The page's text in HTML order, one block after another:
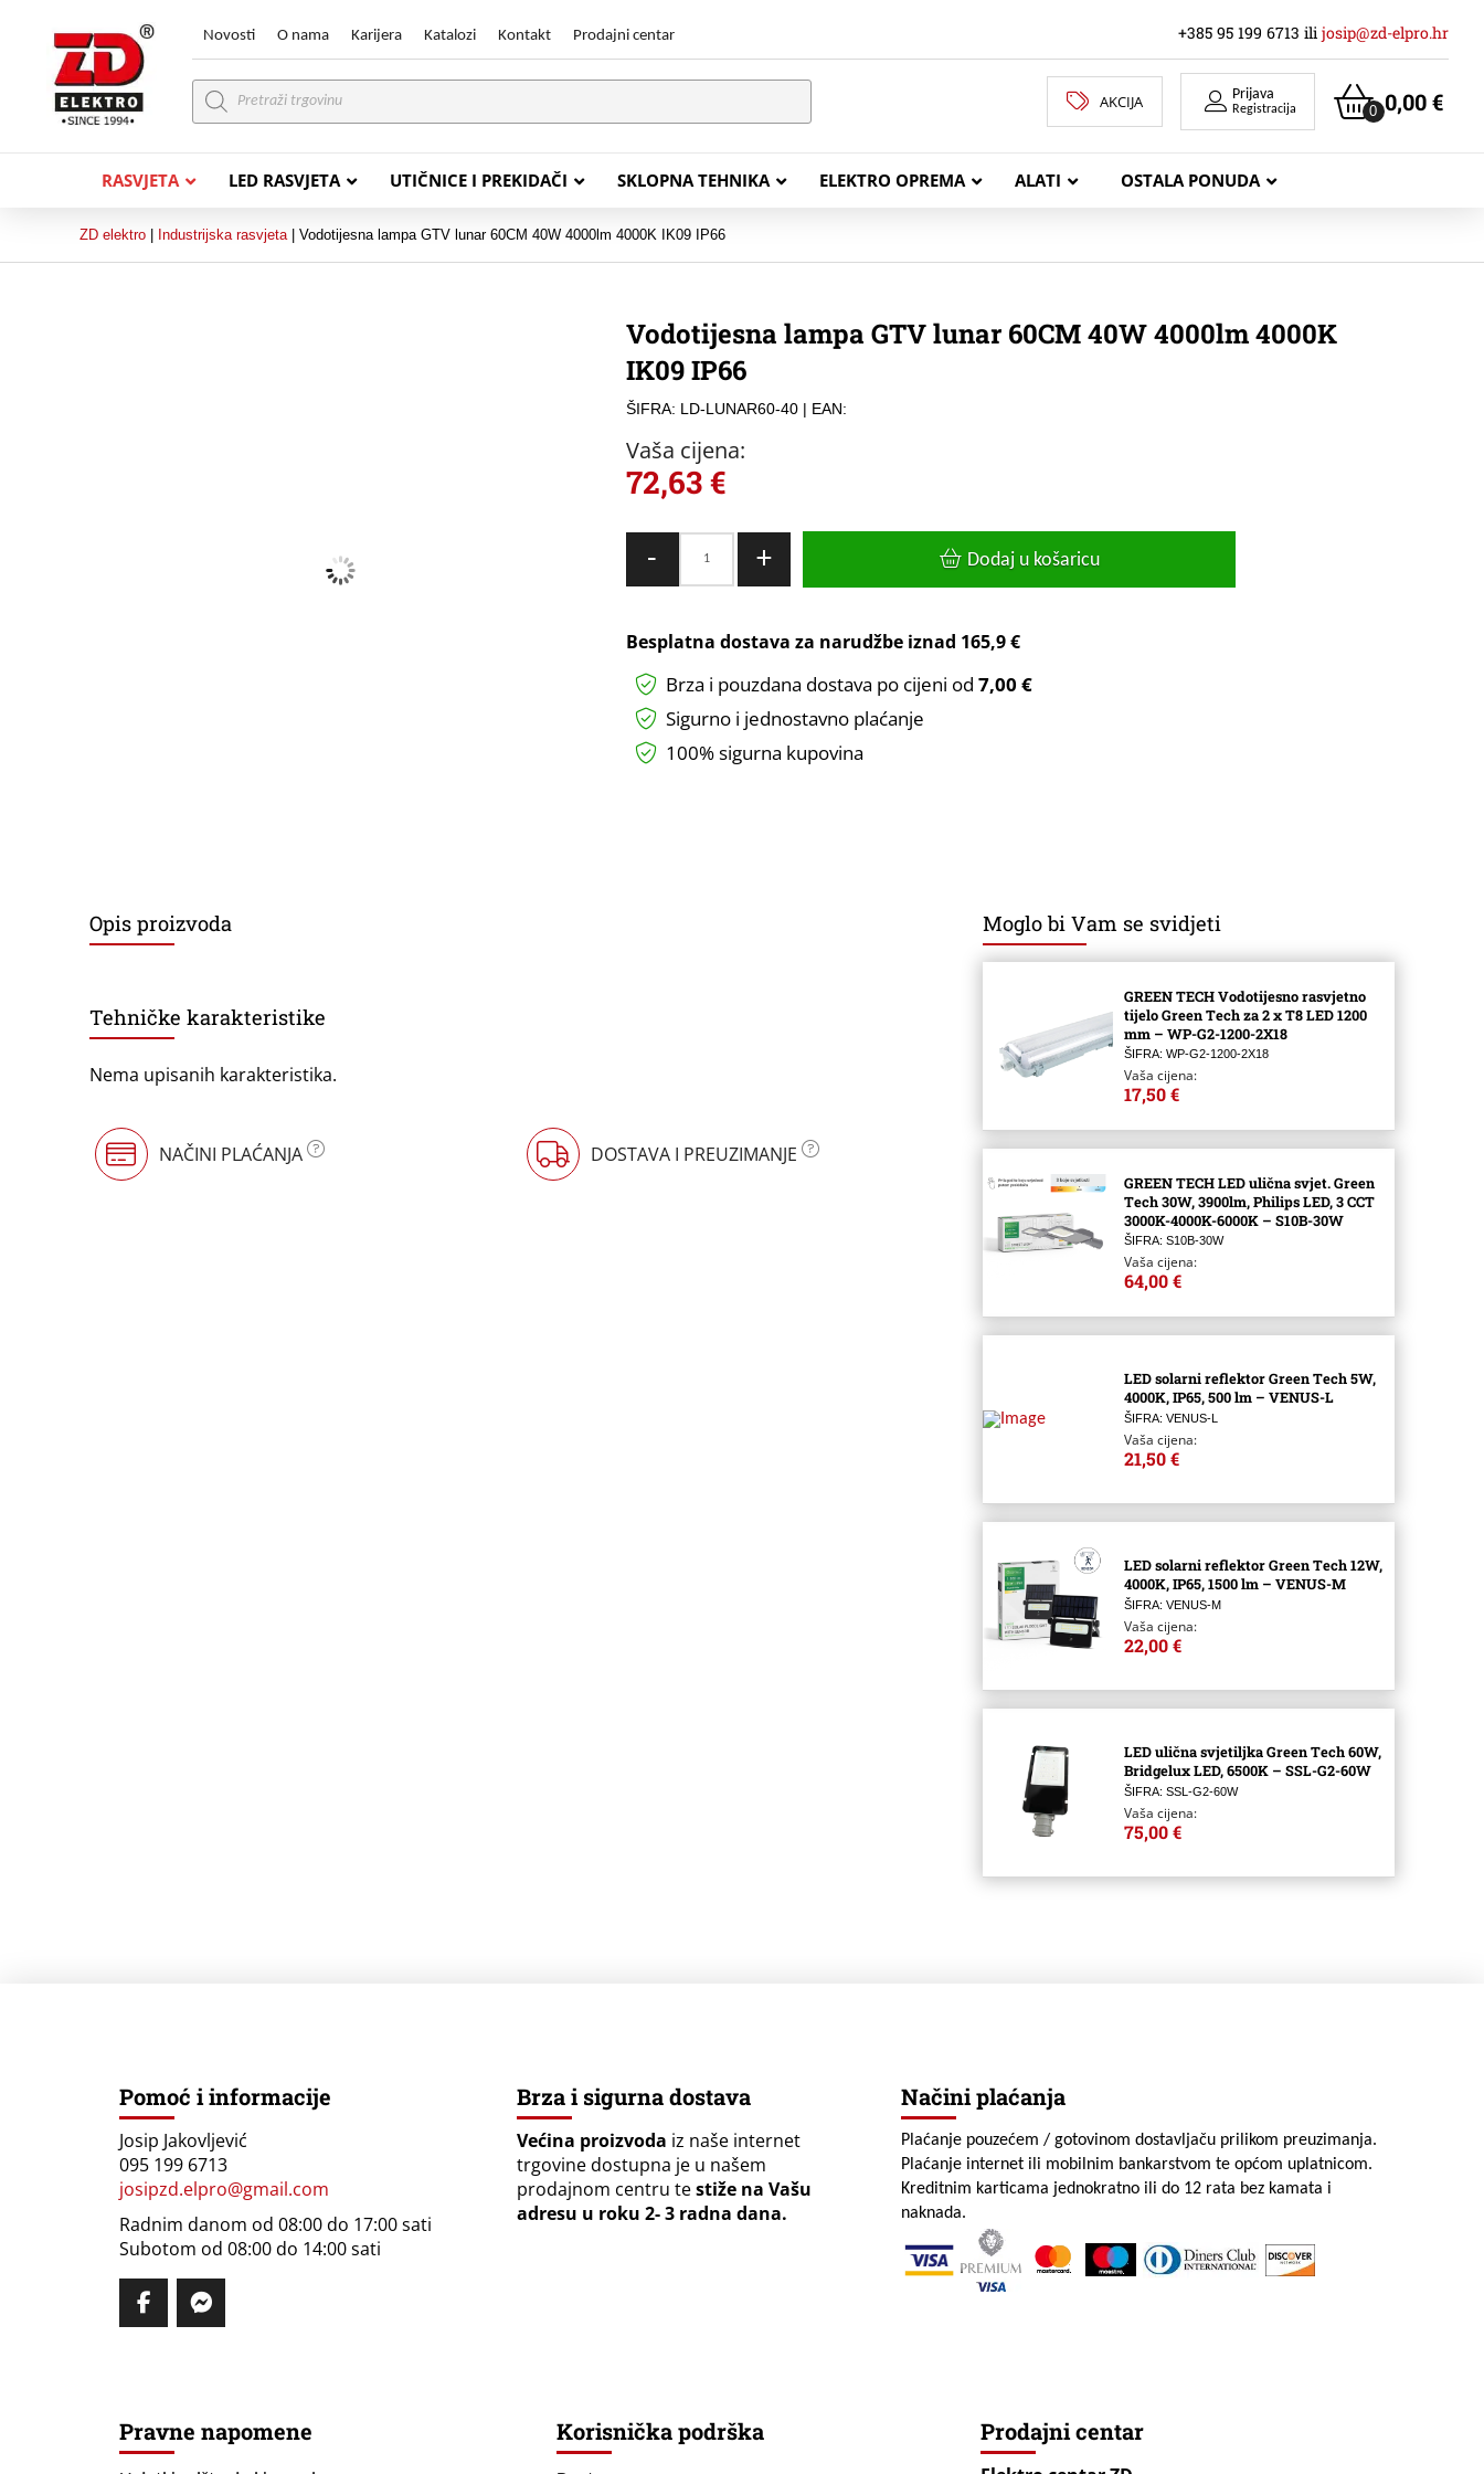
Novosti O nama Karijera Katalozi Kontakt Prodajni centar +385 95 199 6713 ili josip@zd-elpro.hr
Products
search
AKCIJA Prijava
Registracija 0,00€
0
RASVJETA LED RASVJETA UTIČNICE I PREKIDAČI SKLOPNA TEHNIKA ELEKTRO OPREMA ALATI OSTALA PONUDA
NHXH FE180/E90
ZD elektro Industrijska rasvjeta| Vodotijesna lampa GTV lunar 60CM 40W 4000lm 4000K IK09 IP66
Vodotijesna lampa GTV lunar 60CM 40W 4000lm 4000K
IK09 IP66
ŠIFRA: LD-LUNAR60-40| EAN:
Vaša cijena:
72,63€
-
40W
4000lm
+ Dodaj u košaricu
Besplatna dostava za narudžbe iznad 165,9 €
Brza i pouzdana dostava po cijeni od 7,00 €
Sigurno i jednostavno plaćanje
100% sigurna kupovina
Opis proizvoda
Tehničke karakteristike
Nema upisanih karakteristika.
NAČINI PLAĆANJA DOSTAVA I PREUZIMANJE
Moglo bi Vam se svidjeti
GREEN TECH Vodotijesno rasvjetno
tijelo Green Tech za 2 x T8 LED 1200
mm – WP-G2-1200-2X18
ŠIFRA: WP-G2-1200-2X18
Vaša cijena:
17,50 €
GREEN TECH LED ulična svjet. Green
Tech 30W, 3900lm, Philips LED, 3 CCT
3000K-4000K-6000K – S10B-30W
ŠIFRA: S10B-30W
Vaša cijena:
64,00 €
LED solarni reflektor Green Tech 5W,
4000K, IP65, 500 lm – VENUS-L
ŠIFRA: VENUS-L
Vaša cijena:
21,50 €
LED solarni reflektor Green Tech 12W,
4000K, IP65, 1500 lm – VENUS-M
ŠIFRA: VENUS-M
Vaša cijena:
22,00 €
LED ulična svjetiljka Green Tech 60W,
Bridgelux LED, 6500K – SSL-G2-60W
ŠIFRA: SSL-G2-60W
Vaša cijena:
75,00 €
Pomoć i informacije
Josip Jakovljević
095 199 6713
josipzd.elpro@gmail.com
Radnim danom od 08:00 do 17:00 sati
Subotom od 08:00 do 14:00 sati
Brza i sigurna dostava
Većina proizvoda iz naše internet
trgovine dostupna je u našem
prodajnom centru testiže na Vašu
adresu u roku 2- 3 radna dana.
Načini plaćanja
Plaćanje pouzećem / gotovinom dostavljaču prilikom preuzimanja.
Plaćanje internet ili mobilnim bankarstvom te općom uplatnicom.
Kreditnim karticama jednokratno ili do 12 rata bez kamata i
naknada.
Pravne napomene Korisnička podrška Prodajni centar